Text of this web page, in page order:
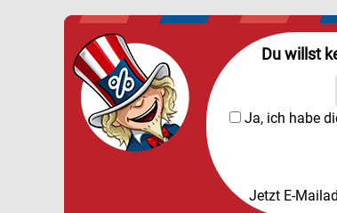
Du willst
Ja, ich habe
Jetzt E-